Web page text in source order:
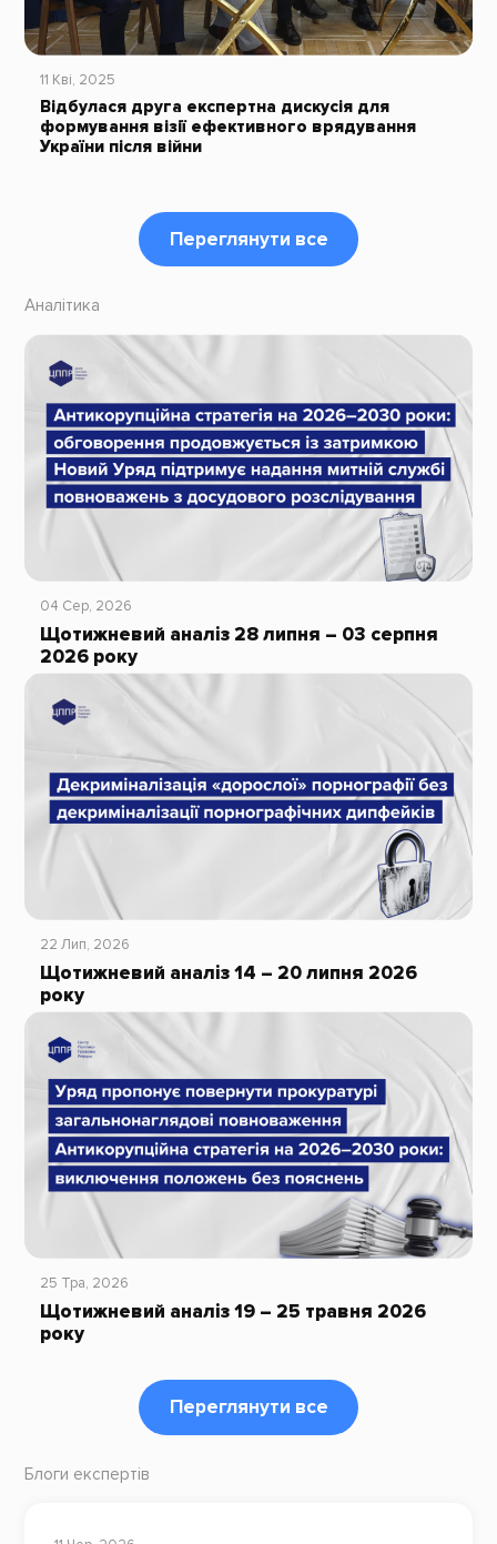
11 Кві, 2025
Відбулася друга експертна дискусія для
формування візії ефективного врядування
України після війни
Переглянути все
Аналітика
04 Сер, 2026
Щотижневий аналіз 28 липня – 03 серпня
2026 року
22 Лип, 2026
Щотижневий аналіз 14 – 20 липня 2026
року
25 Тра, 2026
Щотижневий аналіз 19 – 25 травня 2026
року
Переглянути все
Блоги експертів